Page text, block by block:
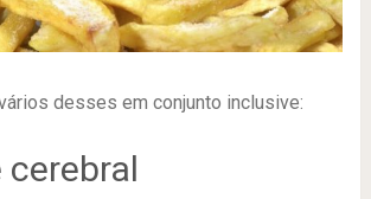
desses em conjunto inclusive:
cerebral